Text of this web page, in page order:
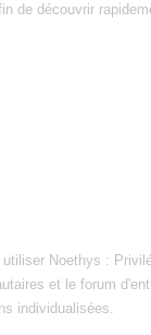
de découvrir
utiliser Noethys :
et le forum
individualisées.